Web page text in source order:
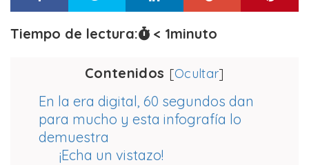
Tiempo de lectura: < 1minuto
Contenidos [Ocultar]
En la era digital, 60 segundos dan
para mucho y esta infografía lo
demuestra
¡Echa un vistazo!